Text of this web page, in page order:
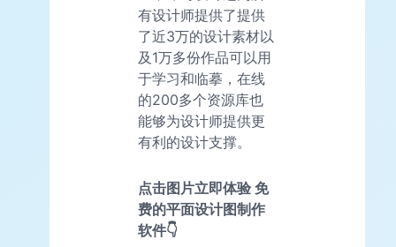
有设计师提供了提供
了近3万的设计素材以
及1万多份作品可以用
于学习和临摹，在线
的200多个资源库也
能够为设计师提供更
有利的设计支撑。
点击图片立即体验 免
费的平面设计图制作
软件👇